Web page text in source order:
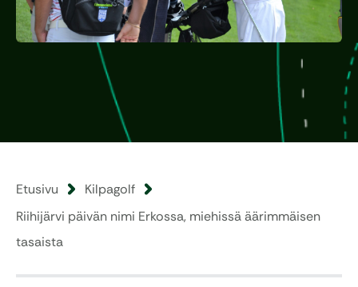
Etusivu
Kilpagolf
Riihijärvi päivän nimi Erkossa, miehissä äärimmäisen
tasaista